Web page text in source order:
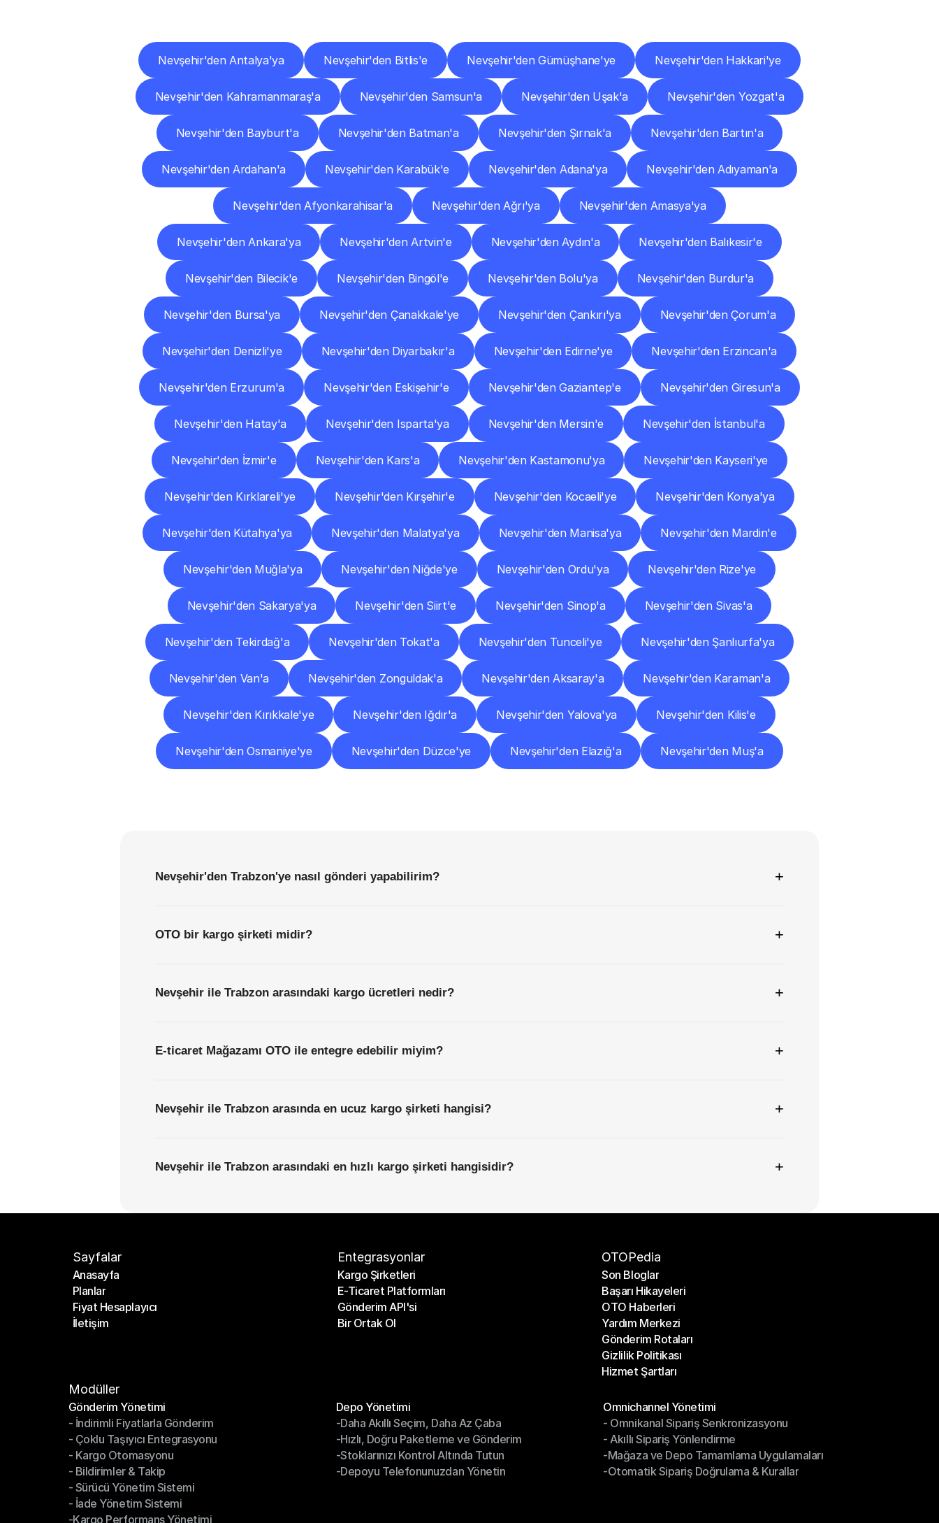
Nevşehir'den Antalya'ya Nevşehir'den Bitlis'e Nevşehir'den Gümüşhane'ye Nevşehir'den Hakkari'ye
Nevşehir'den Kahramanmaraş'a Nevşehir'den Samsun'a Nevşehir'den Uşak'a Nevşehir'den Yozgat'a
Nevşehir'den Bayburt'a Nevşehir'den Batman'a Nevşehir'den Şırnak'a Nevşehir'den Bartın'a
Nevşehir'den Ardahan'a Nevşehir'den Karabük'e Nevşehir'den Adana'ya Nevşehir'den Adıyaman'a
Nevşehir'den Afyonkarahisar'a Nevşehir'den Ağrı'ya Nevşehir'den Amasya'ya
Nevşehir'den Ankara'ya Nevşehir'den Artvin'e Nevşehir'den Aydın'a Nevşehir'den Balıkesir'e
Nevşehir'den Bilecik'e Nevşehir'den Bingöl'e Nevşehir'den Bolu'ya Nevşehir'den Burdur'a
Nevşehir'den Bursa'ya Nevşehir'den Çanakkale'ye Nevşehir'den Çankırı'ya Nevşehir'den Çorum'a
Nevşehir'den Denizli'ye Nevşehir'den Diyarbakır'a Nevşehir'den Edirne'ye Nevşehir'den Erzincan'a
Nevşehir'den Erzurum'a Nevşehir'den Eskişehir'e Nevşehir'den Gaziantep'e Nevşehir'den Giresun'a
Nevşehir'den Hatay'a Nevşehir'den Isparta'ya Nevşehir'den Mersin'e Nevşehir'den İstanbul'a
Nevşehir'den İzmir'e Nevşehir'den Kars'a Nevşehir'den Kastamonu'ya Nevşehir'den Kayseri'ye
Nevşehir'den Kırklareli'ye Nevşehir'den Kırşehir'e Nevşehir'den Kocaeli'ye Nevşehir'den Konya'ya
Nevşehir'den Kütahya'ya Nevşehir'den Malatya'ya Nevşehir'den Manisa'ya Nevşehir'den Mardin'e
Nevşehir'den Muğla'ya Nevşehir'den Niğde'ye Nevşehir'den Ordu'ya Nevşehir'den Rize'ye
Nevşehir'den Sakarya'ya Nevşehir'den Siirt'e Nevşehir'den Sinop'a Nevşehir'den Sivas'a
Nevşehir'den Tekirdağ'a Nevşehir'den Tokat'a Nevşehir'den Tunceli'ye Nevşehir'den Şanlıurfa'ya
Nevşehir'den Van'a Nevşehir'den Zonguldak'a Nevşehir'den Aksaray'a Nevşehir'den Karaman'a
Nevşehir'den Kırıkkale'ye Nevşehir'den Iğdır'a Nevşehir'den Yalova'ya Nevşehir'den Kilis'e
Nevşehir'den Osmaniye'ye Nevşehir'den Düzce'ye Nevşehir'den Elazığ'a Nevşehir'den Muş'a
Nevşehir'den Trabzon'ye nasıl gönderi yapabilirim? +
OTO bir kargo şirketi midir? +
Nevşehir ile Trabzon arasındaki kargo ücretleri nedir? +
E-ticaret Mağazamı OTO ile entegre edebilir miyim? +
Nevşehir ile Trabzon arasında en ucuz kargo şirketi hangisi? +
Nevşehir ile Trabzon arasındaki en hızlı kargo şirketi hangisidir? +
Sayfalar
Anasayfa
Anasayfa
Planlar
Planlar
Fiyat Hesaplayıcı
Fiyat Hesaplayıcı
İletişim
Entegrasyonlar
Kargo Şirketleri
Kargo Şirketleri
E-Ticaret Platformları
E-Ticaret Platformları
Gönderim API'si
Gönderim API'si
Bir Ortak Ol
OTOPedia
Son Bloglar
Son Bloglar
Başarı Hikayeleri
Başarı Hikayeleri
OTO Haberleri
OTO Haberleri
Yardım Merkezi
Yardım Merkezi
Gönderim Rotaları
Gönderim Rotaları
Gizlilik Politikası
Gizlilik Politikası
Hizmet Şartları
Modüller
Gönderim Yönetimi
Gönderim Yönetimi
- İndirimli Fiyatlarla Gönderim
- İndirimli Fiyatlarla Gönderim
- Çoklu Taşıyıcı Entegrasyonu
- Çoklu Taşıyıcı Entegrasyonu
- Kargo Otomasyonu
- Kargo Otomasyonu
- Bildirimler & Takip
- Bildirimler & Takip
- Sürücü Yönetim Sistemi
- Sürücü Yönetim Sistemi
- İade Yönetim Sistemi
- İade Yönetim Sistemi
-Kargo Performans Yönetimi
Depo Yönetimi
Depo Yönetimi
-Daha Akıllı Seçim, Daha Az Çaba
-Daha Akıllı Seçim, Daha Az Çaba
-Hızlı, Doğru Paketleme ve Gönderim
-Hızlı, Doğru Paketleme ve Gönderim
-Stoklarınızı Kontrol Altında Tutun
-Stoklarınızı Kontrol Altında Tutun
-Depoyu Telefonunuzdan Yönetin
Omnichannel Yönetimi
Omnichannel Yönetimi
- Omnikanal Sipariş Senkronizasyonu
- Omnikanal Sipariş Senkronizasyonu
- Akıllı Sipariş Yönlendirme
- Akıllı Sipariş Yönlendirme
-Mağaza ve Depo Tamamlama Uygulamaları
-Mağaza ve Depo Tamamlama Uygulamaları
-Otomatik Sipariş Doğrulama & Kurallar